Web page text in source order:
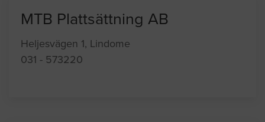
MTB Plattsättning AB
Heljesvägen 1, Lindome
031 - 573220